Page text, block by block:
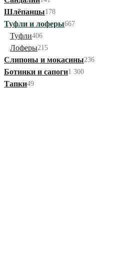
Шлёпанцы178
Туфли и лоферы667
Туфли406
Лоферы215
Слипоны и мокасины236
Ботинки и сапоги1 300
Тапки49